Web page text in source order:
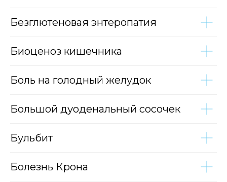
Безглютеновая энтеропатия
Биоценоз кишечника
Боль на голодный желудок
Большой дуоденальный сосочек
Бульбит
Болезнь Крона